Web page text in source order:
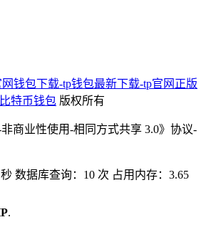
网钱包下载-tp钱包最新下载-tp官网正版
特币钱包 版权所有
商业性使用-相同方式共享 3.0》协议-
数据库查询：10 次 占用内存：3.65
.